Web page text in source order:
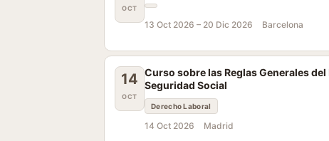
OCT
13 Oct 2026 – 20 Dic 2026 Barcelona
14
OCT
Curso sobre las Reglas Generales
Seguridad Social
Derecho Laboral
14 Oct 2026 Madrid